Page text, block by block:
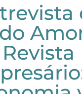
Revista